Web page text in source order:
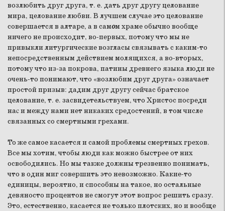
возлюбить друг друга, т. е. дать друг другу целование
мира, целование любви. В лучшем случае это целование
совершается в алтаре, а в самом храме обычно вообще
ничего не происходит, во-первых, потому что мы не
привыкли литургические возгласы связывать с каким-то
непосредственным действием молящихся, а во-вторых,
потому что из-за покрова, патины древнего языка люди не
очень-то понимают, что «возлюбим друг друга» означает
простой призыв: дадим друг другу сейчас братское
целование, т. е. засвидетельствуем, что Христос посреди
наc и между нами нет никаких средостений, в том числе
связанных со смертными грехами.
То же самое касается и самой проблемы смертных грехов.
Все мы хотим, чтобы люди как можно быстрее от них
освободились. Но мы также должны трезвенно понимать,
что в один миг совершить это невозможно. Какие-то
единицы, вероятно, и способны на такое, но остальные
девяносто процентов не смогут этот вопрос решить сразу.
Это, естественно, касается не только плотских, но и вообще